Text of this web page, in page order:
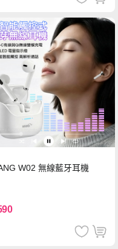
W02 無線藍牙耳機